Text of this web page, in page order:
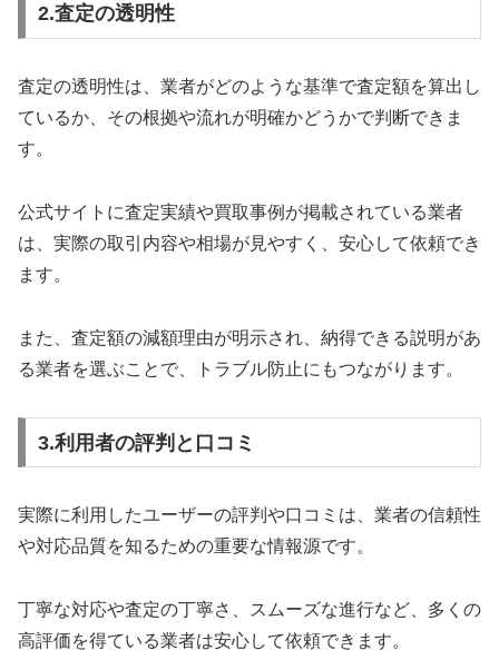
2.査定の透明性
査定の透明性は、業者がどのような基準で査定額を算出し
ているか、その根拠や流れが明確かどうかで判断できま
す。
公式サイトに査定実績や買取事例が掲載されている業者
は、実際の取引内容や相場が見やすく、安心して依頼でき
ます。
また、査定額の減額理由が明示され、納得できる説明があ
る業者を選ぶことで、トラブル防止にもつながります。
3.利用者の評判と口コミ
実際に利用したユーザーの評判や口コミは、業者の信頼性
や対応品質を知るための重要な情報源です。
丁寧な対応や査定の丁寧さ、スムーズな進行など、多くの
高評価を得ている業者は安心して依頼できます。